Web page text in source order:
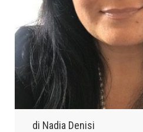
di Nadia Denisi